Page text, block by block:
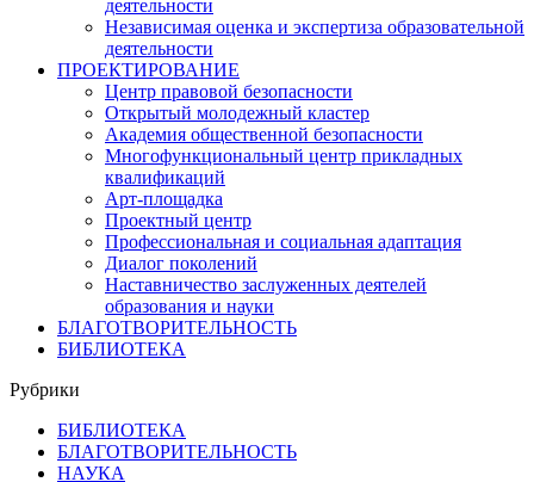
деятельности
Независимая оценка и экспертиза образовательной
деятельности
ПРОЕКТИРОВАНИЕ
Центр правовой безопасности
Открытый молодежный кластер
Академия общественной безопасности
Многофункциональный центр прикладных
квалификаций
Арт-площадка
Проектный центр
Профессиональная и социальная адаптация
Диалог поколений
Наставничество заслуженных деятелей
образования и науки
БЛАГОТВОРИТЕЛЬНОСТЬ
БИБЛИОТЕКА
Рубрики
БИБЛИОТЕКА
БЛАГОТВОРИТЕЛЬНОСТЬ
НАУКА